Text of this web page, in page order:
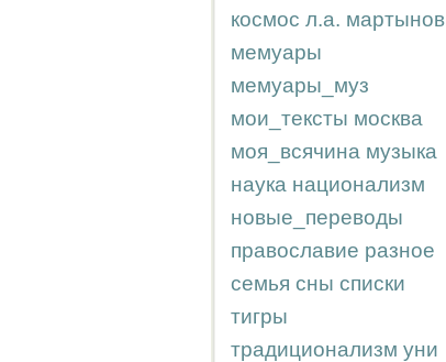
космос л.а. мартынов
мемуары
мемуары_муз
мои_тексты москва
моя_всячина музыка
наука национализм
новые_переводы
православие разное
семья сны списки
тигры
традиционализм уни